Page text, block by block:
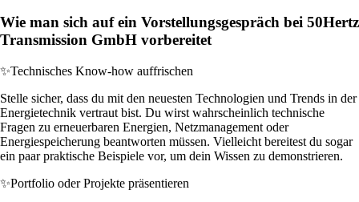
Wie man sich auf ein Vorstellungsgespräch bei 50Hertz
Transmission GmbH vorbereitet
✨Technisches Know-how auffrischen
Stelle sicher, dass du mit den neuesten Technologien und Trends in der
Energietechnik vertraut bist. Du wirst wahrscheinlich technische
Fragen zu erneuerbaren Energien, Netzmanagement oder
Energiespeicherung beantworten müssen. Vielleicht bereitest du sogar
ein paar praktische Beispiele vor, um dein Wissen zu demonstrieren.
✨Portfolio oder Projekte präsentieren